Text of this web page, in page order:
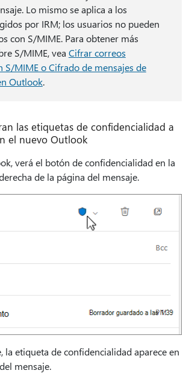
Lo mismo se aplica a los
por IRM; los usuarios no pueden
con S/MIME. Para obtener más
S/MIME, vea Cifrar correos
S/MIME o Cifrado de mensajes de
Outlook.
las etiquetas de confidencialidad a
el nuevo Outlook
verá el botón de confidencialidad en la
de la página del mensaje.
la etiqueta de confidencialidad aparece en
mensaje.